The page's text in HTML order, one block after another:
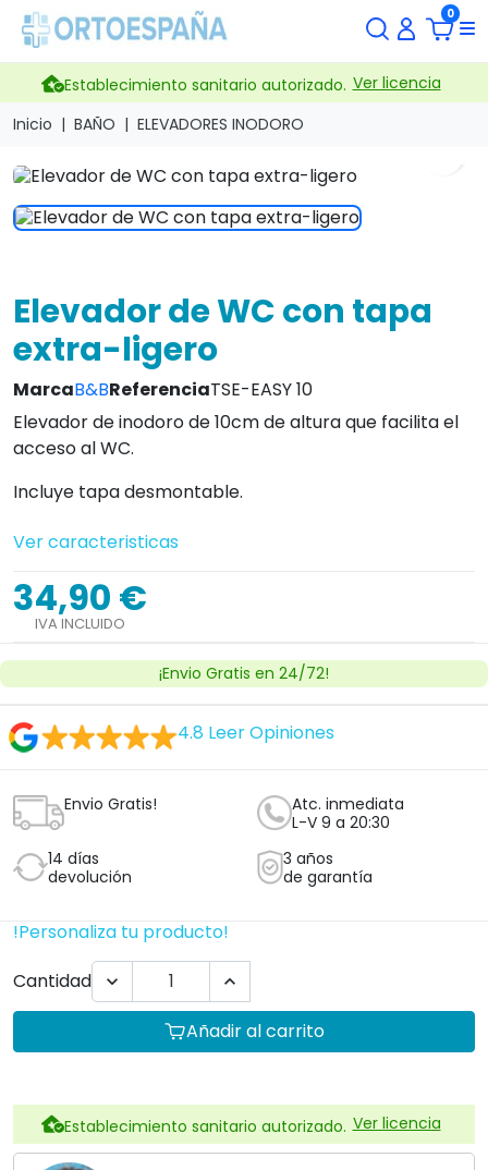
0
Establecimiento sanitario autorizado. Ver licencia
Inicio
BAÑO ELEVADORES INODORO
Elevador de WC con tapa
extra-ligero
MarcaB&BReferenciaTSE-EASY 10
Elevador de inodoro de 10cm de altura que facilita el
acceso al WC.
Incluye tapa desmontable.
Ver caracteristicas
34,90 €
IVA INCLUIDO
¡Envio Gratis en 24/72!
4.8 Leer Opiniones
Envio Gratis!
Atc. inmediata
L-V 9 a 20:30
14 días
devolución
3 años
de garantía
!Personaliza tu producto!
Cantidad
 
Añadir al carrito
Establecimiento sanitario autorizado. Ver licencia